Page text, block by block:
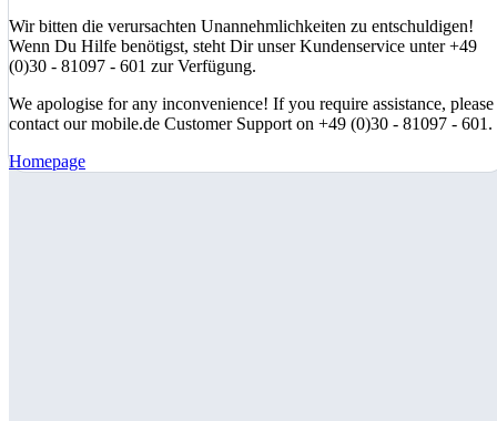
Wir bitten die verursachten Unannehmlichkeiten zu entschuldigen!
Wenn Du Hilfe benötigst, steht Dir unser Kundenservice unter +49
(0)30 - 81097 - 601 zur Verfügung.
We apologise for any inconvenience! If you require assistance, please
contact our mobile.de Customer Support on +49 (0)30 - 81097 - 601.
Homepage